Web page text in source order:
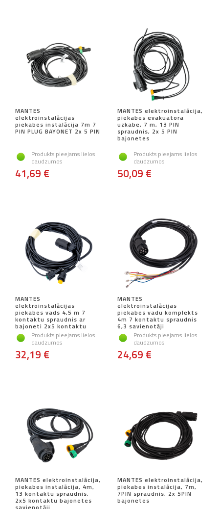
MANTES
elektroinstalācijas
piekabes instalācija 7m 7
PIN PLUG BAYONET 2x 5 PIN
Produkts pieejams lielos
daudzumos
41,69 €
MANTES elektroinstalācija,
piekabes evakuatora
uzkabe, 7 m, 13 PIN
spraudnis, 2x 5 PIN
bajonetes
Produkts pieejams lielos
daudzumos
50,09 €
MANTES
elektroinstalācijas
piekabes vads 4,5 m 7
kontaktu spraudnis ar
bajoneti 2x5 kontaktu
Produkts pieejams lielos
daudzumos
32,19 €
MANTES
elektroinstalācijas
piekabes vadu komplekts
4m 7 kontaktu spraudnis
6,3 savienotāji
Produkts pieejams lielos
daudzumos
24,69 €
MANTES elektroinstalācija,
piekabes instalācija, 4m,
13 kontaktu spraudnis,
2x5 kontaktu bajonetes
MANTES elektroinstalācija,
piekabes instalācija, 7m,
7PIN spraudnis, 2x 5PIN
bajonetes